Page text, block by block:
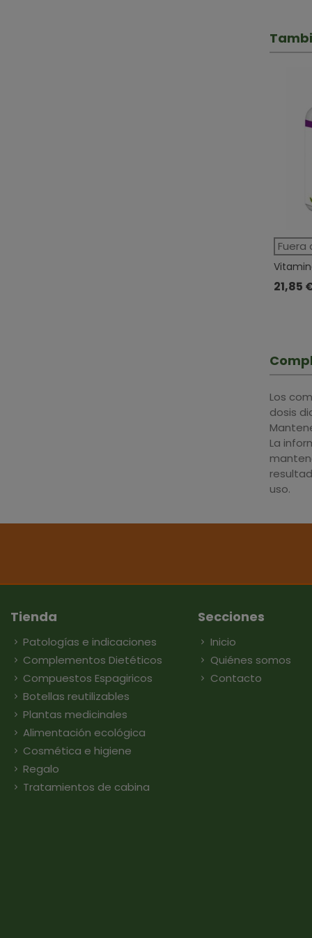
Fuera
21,85
Los
dosis
La
uso.
Tienda
Patologías e indicaciones
Complementos Dietéticos
Compuestos Espagiricos
Botellas reutilizables
Plantas medicinales
Alimentación ecológica
Cosmética e higiene
Regalo
Tratamientos de cabina
Secciones
Inicio
Quiénes somos
Contacto